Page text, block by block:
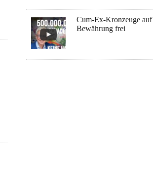
Cum-Ex-Kronzeuge auf
Bewährung frei